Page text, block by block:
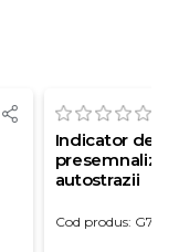
Indicator de
autostrazii
Cod produs: G70